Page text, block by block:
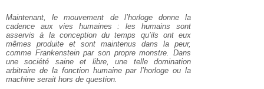
Maintenant, le mouvement de l’horloge donne la
cadence aux vies humaines : les humains sont
asservis à la conception du temps qu’ils ont eux
mêmes produite et sont maintenus dans la peur,
comme Frankenstein par son propre monstre. Dans
une société saine et libre, une telle domination
arbitraire de la fonction humaine par l’horloge ou la
machine serait hors de question.